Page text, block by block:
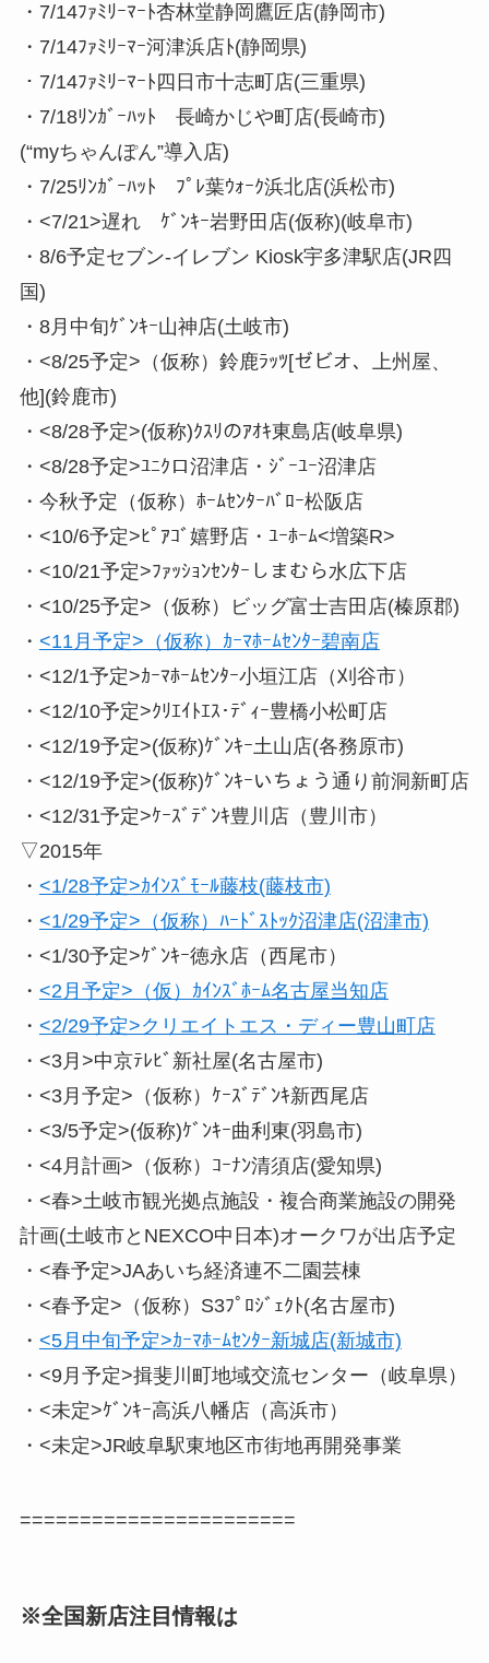
・7/14ﾌｧﾐﾘｰﾏｰﾄ杏林堂静岡鷹匠店(静岡市)
・7/14ﾌｧﾐﾘｰﾏｰ河津浜店ﾄ(静岡県)
・7/14ﾌｧﾐﾘｰﾏｰﾄ四日市十志町店(三重県)
・7/18ﾘﾝｶﾞｰﾊｯﾄ 長崎かじや町店(長崎市)
(“myちゃんぽん”導入店)
・7/25ﾘﾝｶﾞｰﾊｯﾄ ﾌﾟﾚ葉ｳｫｰｸ浜北店(浜松市)
・<7/21>遅れ ｹﾞﾝｷｰ岩野田店(仮称)(岐阜市)
・8/6予定セブン-イレブン Kiosk宇多津駅店(JR四
国)
・8月中旬ｹﾞﾝｷｰ山神店(土岐市)
・<8/25予定>（仮称）鈴鹿ﾗｯﾂ[ゼビオ、上州屋、
他](鈴鹿市)
・<8/28予定>(仮称)ｸｽﾘのｱｵｷ東島店(岐阜県)
・<8/28予定>ﾕﾆｸロ沼津店・ｼﾞｰﾕｰ沼津店
・今秋予定（仮称）ﾎｰﾑｾﾝﾀｰﾊﾞﾛｰ松阪店
・<10/6予定>ﾋﾟｱｺﾞ嬉野店・ﾕｰﾎｰﾑ<増築R>
・<10/21予定>ﾌｧｯｼｮﾝｾﾝﾀｰしまむら水広下店
・<10/25予定>（仮称）ビッグ富士吉田店(榛原郡)
・ <11月予定>（仮称）ｶｰﾏﾎｰﾑｾﾝﾀｰ碧南店
・<12/1予定>ｶｰﾏﾎｰﾑｾﾝﾀｰ小垣江店（刈谷市）
・<12/10予定>ｸﾘｴｲﾄｴｽ･ﾃﾞｨｰ豊橋小松町店
・<12/19予定>(仮称)ｹﾞﾝｷｰ土山店(各務原市)
・<12/19予定>(仮称)ｹﾞﾝｷｰいちょう通り前洞新町店
・<12/31予定>ｹｰｽﾞﾃﾞﾝｷ豊川店（豊川市）
▽2015年
・ <1/28予定>ｶｲﾝｽﾞﾓｰﾙ藤枝(藤枝市)
・ <1/29予定>（仮称）ﾊｰﾄﾞｽﾄｯｸ沼津店(沼津市)
・<1/30予定>ｹﾞﾝｷｰ徳永店（西尾市）
・ <2月予定>（仮）ｶｲﾝｽﾞﾎｰﾑ名古屋当知店
・ <2/29予定>クリエイトエス・ディー豊山町店
・<3月>中京ﾃﾚﾋﾞ新社屋(名古屋市)
・<3月予定>（仮称）ｹｰｽﾞﾃﾞﾝｷ新西尾店
・<3/5予定>(仮称)ｹﾞﾝｷｰ曲利東(羽島市)
・<4月計画>（仮称）ｺｰﾅﾝ清須店(愛知県)
・<春>土岐市観光拠点施設・複合商業施設の開発
計画(土岐市とNEXCO中日本)オークワが出店予定
・<春予定>JAあいち経済連不二園芸棟
・<春予定>（仮称）S3ﾌﾟﾛｼﾞｪｸﾄ(名古屋市)
・ <5月中旬予定>ｶｰﾏﾎｰﾑｾﾝﾀｰ新城店(新城市)
・<9月予定>揖斐川町地域交流センター（岐阜県）
・<未定>ｹﾞﾝｷｰ高浜八幡店（高浜市）
・<未定>JR岐阜駅東地区市街地再開発事業
=======================
※全国新店注目情報は